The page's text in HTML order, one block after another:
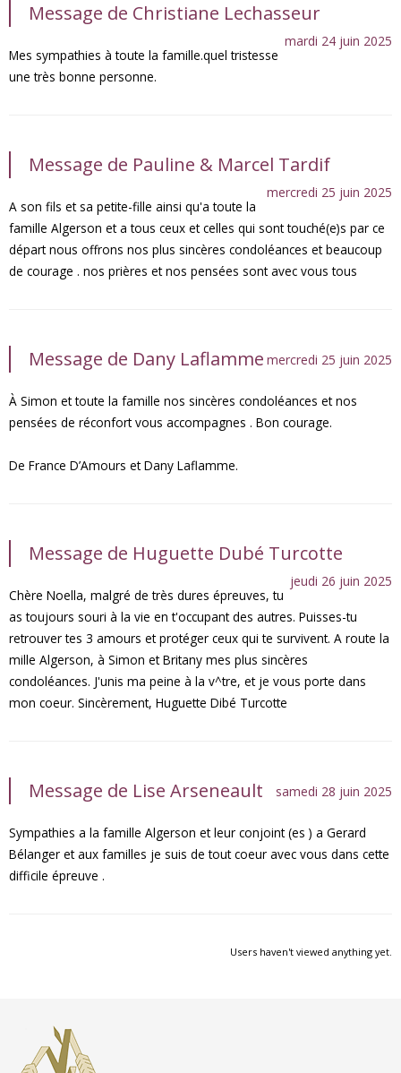
Message de Christiane Lechasseur
mardi 24 juin 2025
Mes sympathies à toute la famille.quel tristesse
une très bonne personne.
Message de Pauline & Marcel Tardif
mercredi 25 juin 2025
A son fils et sa petite-fille ainsi qu'a toute la
famille Algerson et a tous ceux et celles qui sont touché(e)s par ce
départ nous offrons nos plus sincères condoléances et beaucoup
de courage . nos prières et nos pensées sont avec vous tous
Message de Dany Laflamme mercredi 25 juin 2025
À Simon et toute la famille nos sincères condoléances et nos
pensées de réconfort vous accompagnes . Bon courage.
De France D’Amours et Dany Laflamme.
Message de Huguette Dubé Turcotte
jeudi 26 juin 2025
Chère Noella, malgré de très dures épreuves, tu
as toujours souri à la vie en t'occupant des autres. Puisses-tu
retrouver tes 3 amours et protéger ceux qui te survivent. A route la
mille Algerson, à Simon et Britany mes plus sincères
condoléances. J'unis ma peine à la v^tre, et je vous porte dans
mon coeur. Sincèrement, Huguette Dibé Turcotte
Message de Lise Arseneault samedi 28 juin 2025
Sympathies a la famille Algerson et leur conjoint (es ) a Gerard
Bélanger et aux familles je suis de tout coeur avec vous dans cette
difficile épreuve .
Users haven't viewed anything yet.